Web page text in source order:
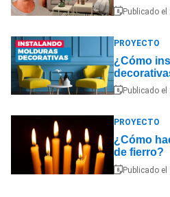
Publicado el
PROYECTO
¿Cómo
Publicado el
PROYECTO
¿Cómo
de fierro?
Publicado el